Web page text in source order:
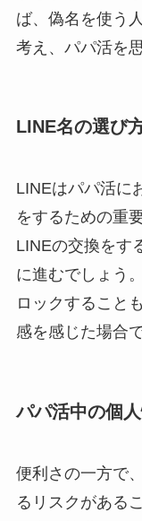
ば、偽名を使う
考え、パパ活を
LINE名の選び
LINEはパパ活に
をするための重
LINEの交換をす
に進むでしょう
ロックすること
感を感じた場合
パパ活中の個
便利さの一方で
るリスクがある